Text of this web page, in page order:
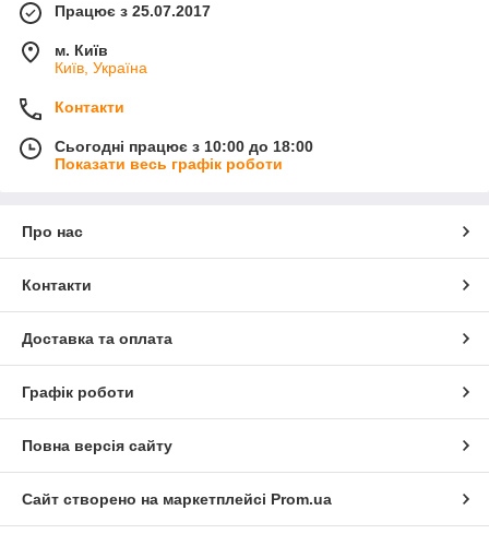
Працює з 25.07.2017
м. Київ
Київ, Україна
Контакти
Сьогодні працює з 10:00 до 18:00
Показати весь графік роботи
Про нас
Контакти
Доставка та оплата
Графік роботи
Повна версія сайту
Сайт створено на маркетплейсі Prom.ua